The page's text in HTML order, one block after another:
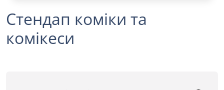
Стендап коміки та
комікеси